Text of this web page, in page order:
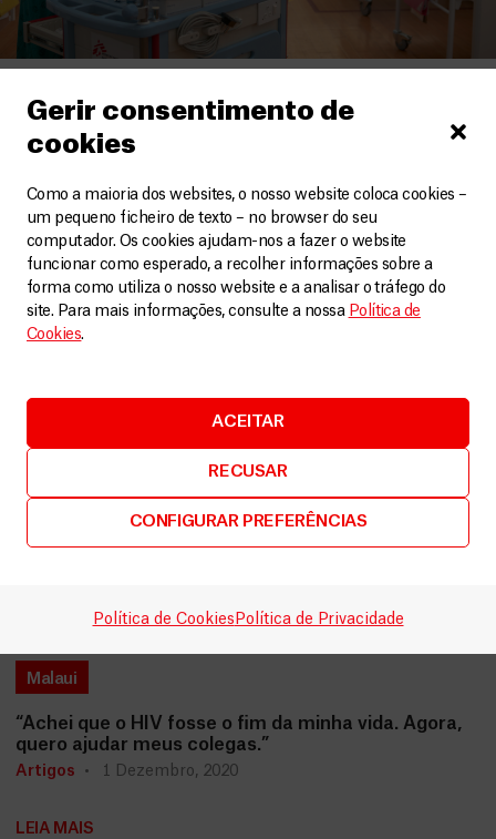
Gerir consentimento de
cookies
Como a maioria dos websites, o nosso website coloca cookies –
um pequeno ficheiro de texto – no browser do seu
computador. Os cookies ajudam-nos a fazer o website
funcionar como esperado, a recolher informações sobre a
forma como utiliza o nosso website e a analisar o tráfego do
site. Para mais informações, consulte a nossa Política de
Cookies.
ACEITAR
RECUSAR
CONFIGURAR PREFERÊNCIAS
Política de Cookies Política de Privacidade
Nova cepa da COVID-19 assola Moçambique,
Essuatíni e Malaui
Artigos 3 Fevereiro, 2021
LEIA MAIS
Malaui
“Achei que o HIV fosse o fim da minha vida. Agora,
quero ajudar meus colegas.”
Artigos 1 Dezembro, 2020
LEIA MAIS